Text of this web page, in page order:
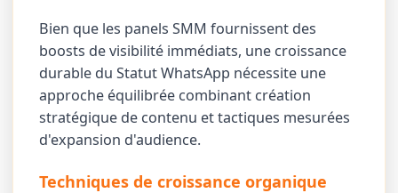
Bien que les panels SMM fournissent des
boosts de visibilité immédiats, une croissance
durable du Statut WhatsApp nécessite une
approche équilibrée combinant création
stratégique de contenu et tactiques mesurées
d'expansion d'audience.
Techniques de croissance organique